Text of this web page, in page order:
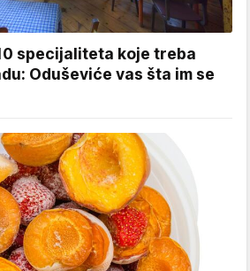
specijaliteta koje treba
Oduševiće vas šta im se